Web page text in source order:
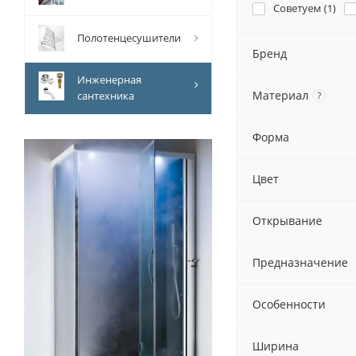
Советуем (1)
Бренд
Материал ?
Форма
Цвет
Открывание
Предназначение
Особенности
Ширина
Полотенцесушители
Инженерная
сантехника